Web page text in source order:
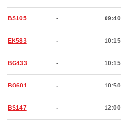
BS105 - 09:40
EK583 - 10:15
BG433 - 10:15
BG601 - 10:50
BS147 - 12:00